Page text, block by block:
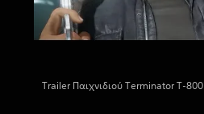
Trailer Παιχνιδιού Terminator T-800